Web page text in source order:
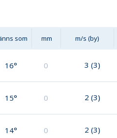
som mm m/s (by)
16° 0 3 (3)
15° 0 2 (3)
14° 0 2 (3)